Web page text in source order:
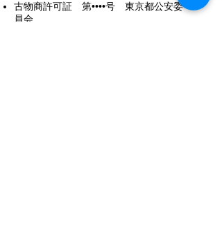
古物商許可証 第••••号 東京都公安委
員会